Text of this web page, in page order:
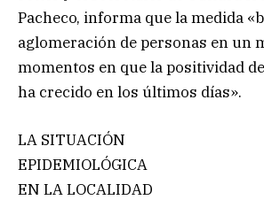
Pacheco, informa que la medida
aglomeración de personas en un
momentos en que la positividad
ha crecido en los últimos días».
LA SITUACIÓN
EPIDEMIOLÓGICA
EN LA LOCALIDAD